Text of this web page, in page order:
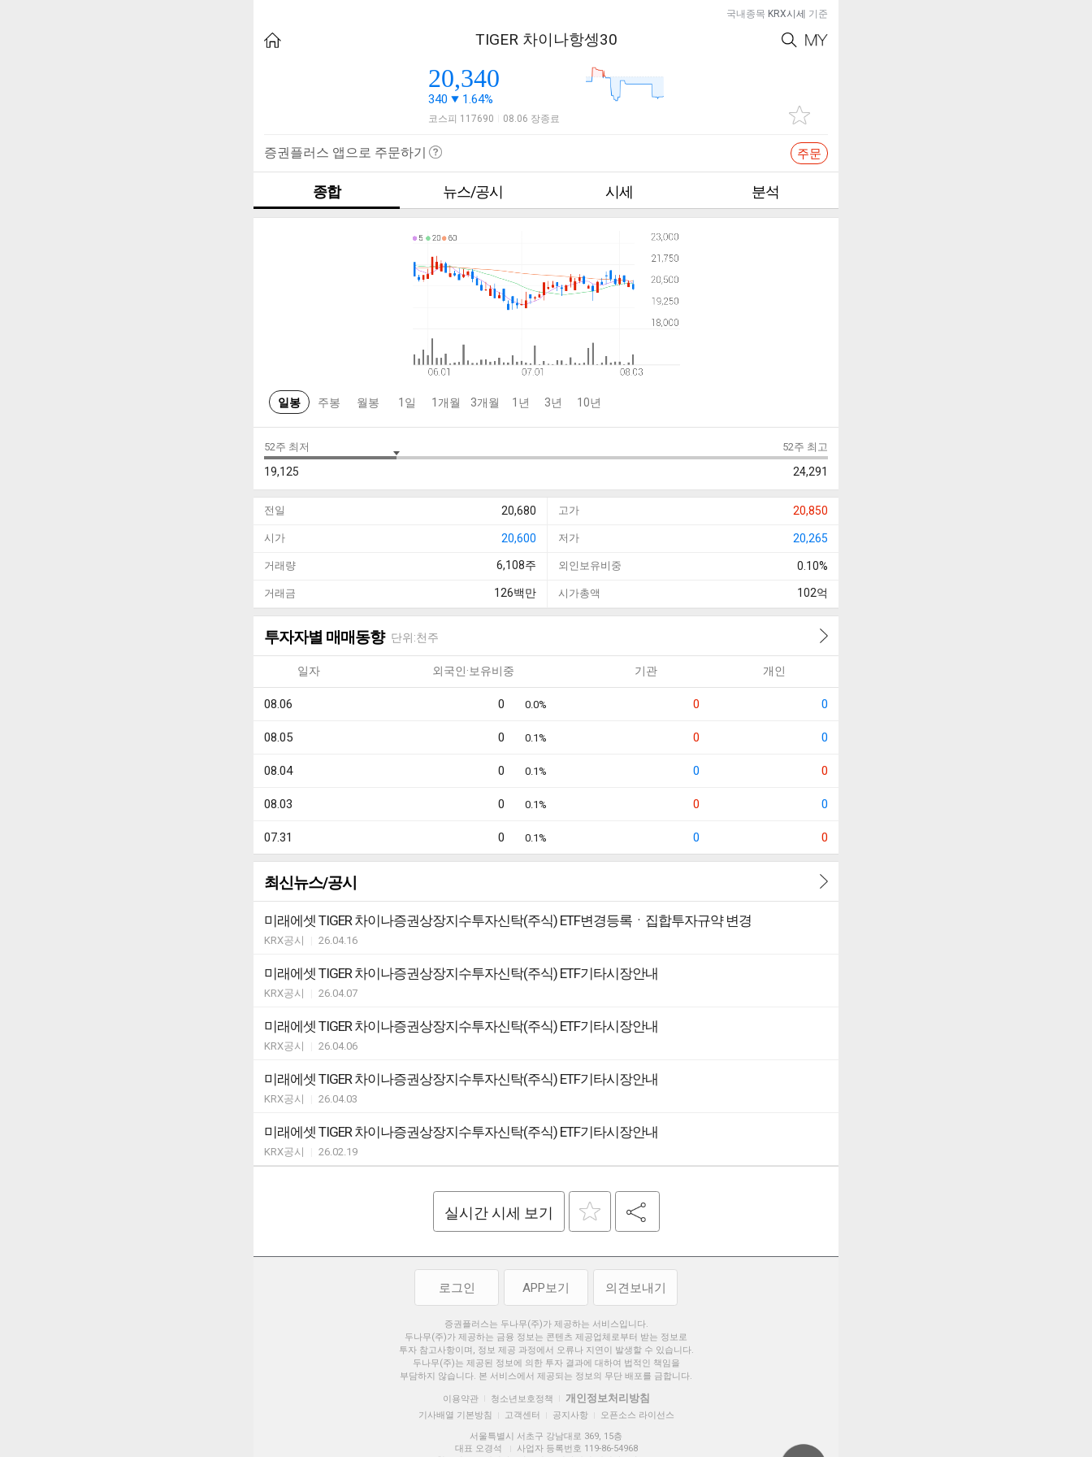
국내종목 KRX시세 기준
TIGER 차이나항셍30
20,340
340 1.64%
코스피 117690 08.06 장종료
증권플러스 앱으로 주문하기 주문
종합 뉴스/공시 시세 분석
일봉 주봉 월봉 1일 1개월 3개월 1년 3년 10년
52주 최저
19,125
52주 최고
24,291
전일 20,680 고가 20,850
시가 20,600 저가 20,265
거래량 6,108주 외인보유비중 0.10%
거래금 126백만 시가총액 102억
투자자별 매매동향 단위:천주
일자 외국인·보유비중 기관 개인
08.06 0 0.0% 0 0
08.05 0 0.1% 0 0
08.04 0 0.1% 0 0
08.03 0 0.1% 0 0
07.31 0 0.1% 0 0
최신뉴스/공시
미래에셋 TIGER 차이나증권상장지수투자신탁(주식) ETF변경등록ㆍ집합투자규약 변경
KRX공시 26.04.16
미래에셋 TIGER 차이나증권상장지수투자신탁(주식) ETF기타시장안내
KRX공시 26.04.07
미래에셋 TIGER 차이나증권상장지수투자신탁(주식) ETF기타시장안내
KRX공시 26.04.06
미래에셋 TIGER 차이나증권상장지수투자신탁(주식) ETF기타시장안내
KRX공시 26.04.03
미래에셋 TIGER 차이나증권상장지수투자신탁(주식) ETF기타시장안내
KRX공시 26.02.19
실시간 시세 보기
로그인 APP보기 의견보내기
증권플러스는 두나무(주)가 제공하는 서비스입니다.
두나무(주)가 제공하는 금융 정보는 콘텐츠 제공업체로부터 받는 정보로
투자 참고사항이며, 정보 제공 과정에서 오류나 지연이 발생할 수 있습니다.
두나무(주)는 제공된 정보에 의한 투자 결과에 대하여 법적인 책임을
부담하지 않습니다. 본 서비스에서 제공되는 정보의 무단 배포를 금합니다.
이용약관 청소년보호정책 개인정보처리방침
기사배열 기본방침 고객센터 공지사항
오픈소스 라이선스
서울특별시 서초구 강남대로 369, 15층
대표 오경석
사업자 등록번호 119-86-54968